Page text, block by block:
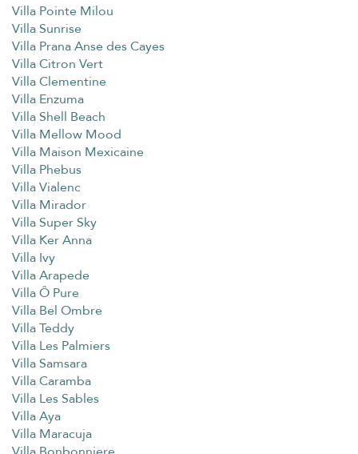
Villa Pointe Milou
Villa Sunrise
Villa Prana Anse des Cayes
Villa Citron Vert
Villa Clementine
Villa Enzuma
Villa Shell Beach
Villa Mellow Mood
Villa Maison Mexicaine
Villa Phebus
Villa Vialenc
Villa Mirador
Villa Super Sky
Villa Ker Anna
Villa Ivy
Villa Arapede
Villa Ô Pure
Villa Bel Ombre
Villa Teddy
Villa Les Palmiers
Villa Samsara
Villa Caramba
Villa Les Sables
Villa Aya
Villa Maracuja